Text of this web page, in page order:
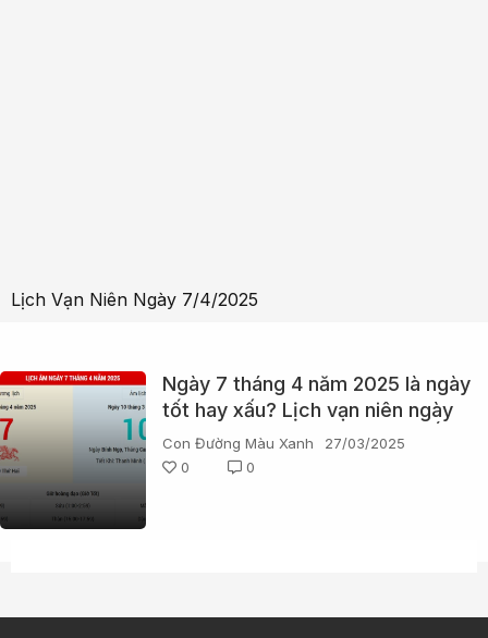
Lịch Vạn Niên Ngày 7/4/2025
Ngày 7 tháng 4 năm 2025 là ngày
tốt hay xấu? Lịch vạn niên ngày
7/4/2025, ngày 10/3 âm lịch Ất
Tỵ, Giỗ Tổ Hùng Vương, Thiên
Con Đường Màu Xanh
27/03/2025
0
0